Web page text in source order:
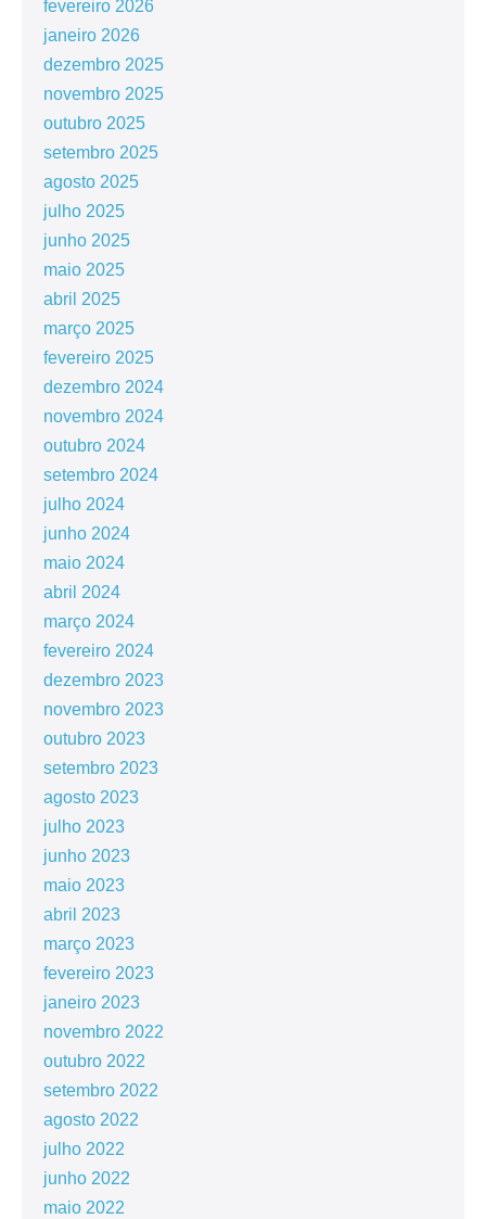
fevereiro 2026
janeiro 2026
dezembro 2025
novembro 2025
outubro 2025
setembro 2025
agosto 2025
julho 2025
junho 2025
maio 2025
abril 2025
março 2025
fevereiro 2025
dezembro 2024
novembro 2024
outubro 2024
setembro 2024
julho 2024
junho 2024
maio 2024
abril 2024
março 2024
fevereiro 2024
dezembro 2023
novembro 2023
outubro 2023
setembro 2023
agosto 2023
julho 2023
junho 2023
maio 2023
abril 2023
março 2023
fevereiro 2023
janeiro 2023
novembro 2022
outubro 2022
setembro 2022
agosto 2022
julho 2022
junho 2022
maio 2022